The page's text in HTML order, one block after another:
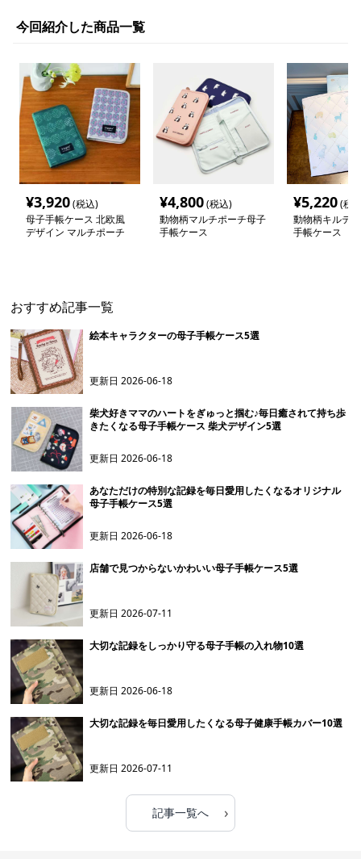
今回紹介した商品一覧
¥3,920(税込)
母子手帳ケース 北欧風
デザイン マルチポーチ
¥4,800(税込)
動物柄マルチポーチ母子
手帳ケース
¥5,220(税
動物柄キルテ
手帳ケース
おすすめ記事一覧
絵本キャラクターの母子手帳ケース5選
更新日2026-06-18
柴犬好きママのハートをぎゅっと掴む♪毎日癒されて持ち歩
きたくなる母子手帳ケース 柴犬デザイン5選
更新日2026-06-18
あなただけの特別な記録を毎日愛用したくなるオリジナル
母子手帳ケース5選
更新日2026-06-18
店舗で見つからないかわいい母子手帳ケース5選
更新日2026-07-11
大切な記録をしっかり守る母子手帳の入れ物10選
更新日2026-06-18
大切な記録を毎日愛用したくなる母子健康手帳カバー10選
更新日2026-07-11
記事一覧へ ›